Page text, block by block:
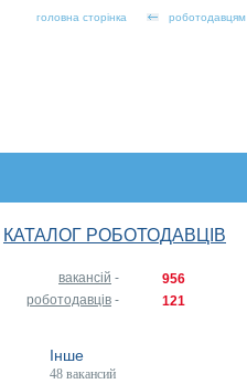
головна сторінка роботодавцям
КАТАЛОГ РОБОТОДАВЦІВ
вакансій -
956
роботодавців - 121
Інше
48 вакансий